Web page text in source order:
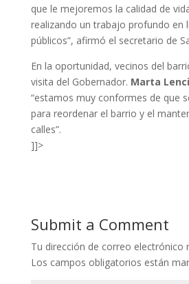
que le mejoremos la calidad de
realizando un trabajo profundo en
públicos”, afirmó el secretario de
En la oportunidad, vecinos del
visita del Gobernador. Marta
“estamos muy conformes de que
para reordenar el barrio y el
calles”.
]]>
Submit a Comment
Tu dirección de correo electrónico
Los campos obligatorios están